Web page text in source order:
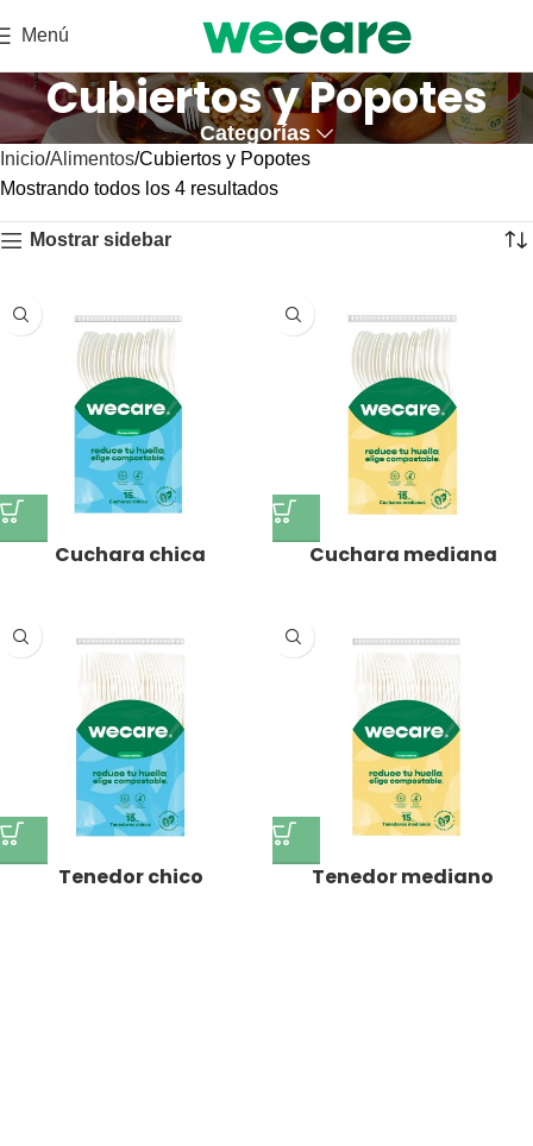
Menú
Cubiertos y Popotes
Categorías
Inicio Alimentos Cubiertos y Popotes
Mostrando todos los 4 resultados
Mostrar sidebar
Cuchara chica Cuchara mediana
Tenedor chico Tenedor mediano